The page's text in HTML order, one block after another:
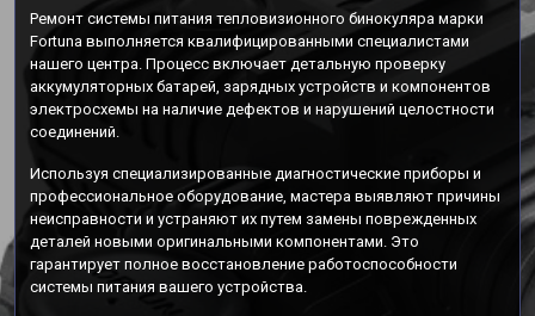
Ремонт системы питания тепловизионного бинокуляра марки
Fortuna выполняется квалифицированными специалистами
нашего центра. Процесс включает детальную проверку
аккумуляторных батарей, зарядных устройств и компонентов
электросхемы на наличие дефектов и нарушений целостности
соединений.
Используя специализированные диагностические приборы и
профессиональное оборудование, мастера выявляют причины
неисправности и устраняют их путем замены поврежденных
деталей новыми оригинальными компонентами. Это
гарантирует полное восстановление работоспособности
системы питания вашего устройства.